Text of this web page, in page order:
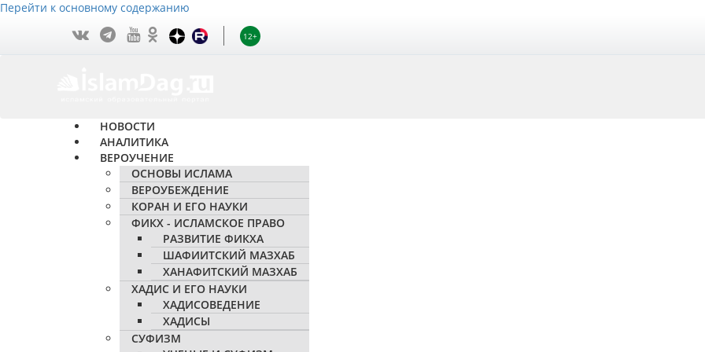
Перейти к основному содержанию
12+
НОВОСТИ
АНАЛИТИКА
ВЕРОУЧЕНИЕ
ОСНОВЫ ИСЛАМА
ВЕРОУБЕЖДЕНИЕ
КОРАН И ЕГО НАУКИ
ФИКХ - ИСЛАМСКОЕ ПРАВО
РАЗВИТИЕ ФИКХА
ШАФИИТСКИЙ МАЗХАБ
ХАНАФИТСКИЙ МАЗХАБ
ХАДИС И ЕГО НАУКИ
ХАДИСОВЕДЕНИЕ
ХАДИСЫ
СУФИЗМ